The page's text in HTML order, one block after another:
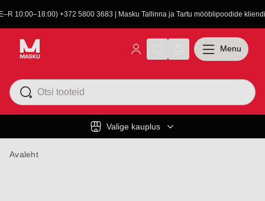
10:00–18:00) +372 5800 3683 | Masku Tallinna ja Tartu mööblipoodide
Valige kauplus
Menu
Avaleht